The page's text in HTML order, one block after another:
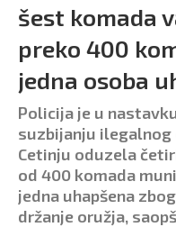
šest komada
preko 400
jedna osoba
Policija je u
suzbijanju ilegalnog
Cetinju oduzela
od 400 komada
jedna uhapšena
držanje oružja,